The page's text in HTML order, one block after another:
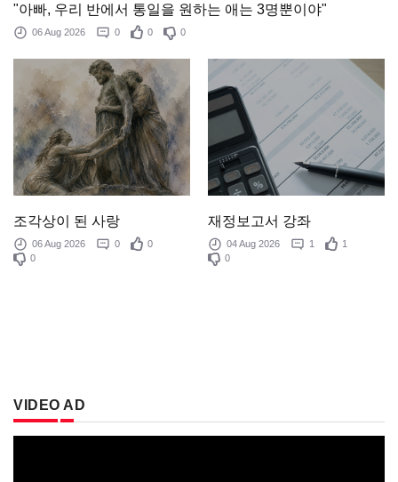
"아빠, 우리 반에서 통일을 원하는 애는 3명뿐이야"
06 Aug 2026 0 0 0
조각상이 된 사랑
06 Aug 2026 0
0
0
재정보고서 강좌
04 Aug 2026 1
1
0
VIDEO AD